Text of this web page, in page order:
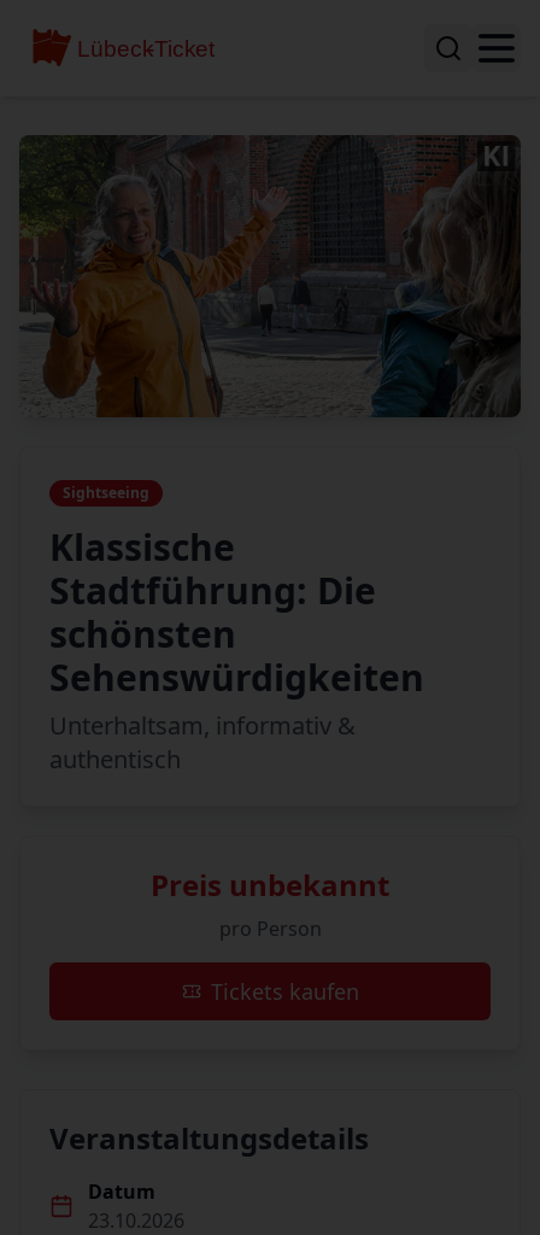
Sightseeing
Klassische
Stadtführung: Die
schönsten
Sehenswürdigkeiten
Unterhaltsam, informativ &
authentisch
Preis unbekannt
pro Person
Tickets kaufen
Veranstaltungsdetails
Datum
23.10.2026